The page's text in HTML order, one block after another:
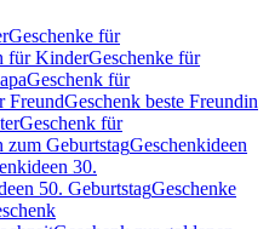
Geschenke für
für KinderGeschenke für
Geschenk für
FreundGeschenk beste Freundin
Geschenk für
zum GeburtstagGeschenkideen
30.
50. GeburtstagGeschenke